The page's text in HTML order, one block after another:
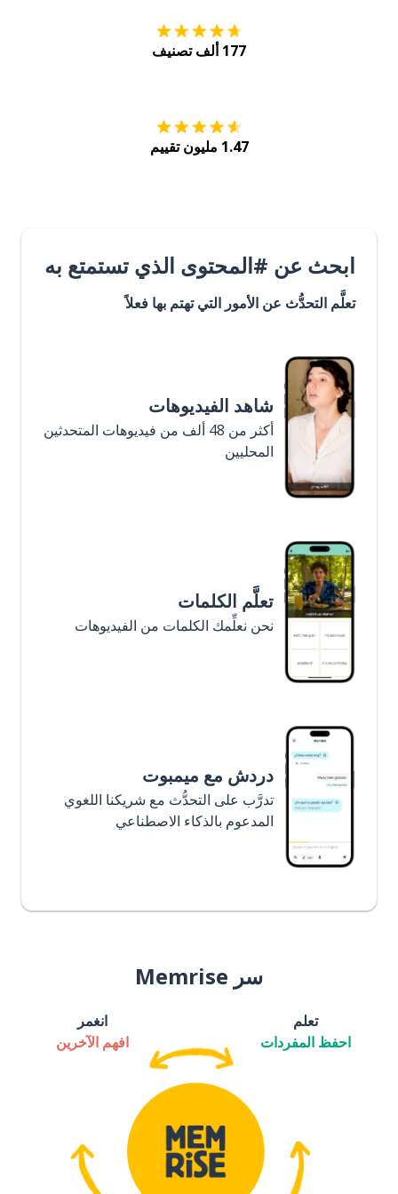
177 ألف تصنيف
1.47 مليون تقييم
ابحث عن #المحتوى الذي تستمتع به
تعلَّم التحدُّث عن الأمور التي تهتم بها فعلاً
شاهد الفيديوهات
أكثر من 48 ألف من فيديوهات المتحدثين
المحليين
تعلَّم الكلمات
نحن نعلِّمك الكلمات من الفيديوهات
دردش مع ميمبوت
تدرَّب على التحدُّث مع شريكنا اللغوي
المدعوم بالذكاء الاصطناعي
سر Memrise
تعلم
احفظ المفردات
انغمر
افهم الآخرين